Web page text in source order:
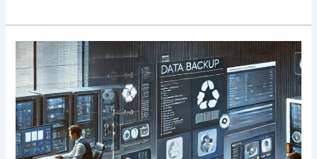
Warum
ein
Backup
dein
digitales
Leben
retten